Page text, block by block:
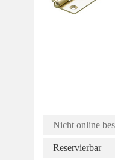
Nicht online
Reservierbar